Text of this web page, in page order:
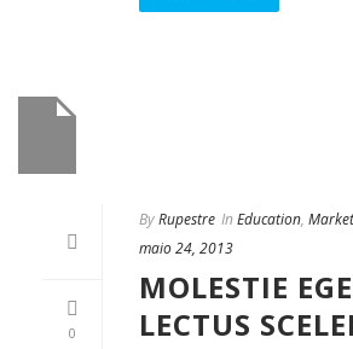
0
ByRupestre In Education,
maio 24, 2013
MOLESTIE
LECTUS